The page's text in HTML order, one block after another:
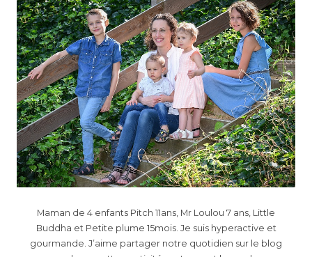
Maman de 4 enfants Pitch 11ans, Mr Loulou 7 ans, Little
Buddha et Petite plume 15mois. Je suis hyperactive et
gourmande. J’aime partager notre quotidien sur le blog